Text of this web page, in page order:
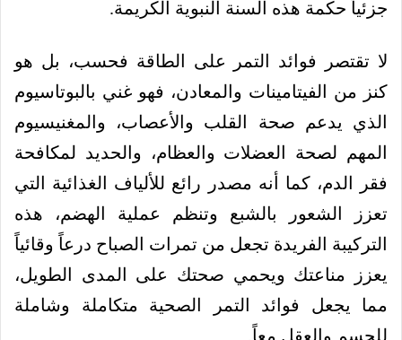
جزئياً حكمة هذه السنة النبوية الكريمة.
لا تقتصر فوائد التمر على الطاقة فحسب، بل هو
كنز من الفيتامينات والمعادن، فهو غني بالبوتاسيوم
الذي يدعم صحة القلب والأعصاب، والمغنيسيوم
المهم لصحة العضلات والعظام، والحديد لمكافحة
فقر الدم، كما أنه مصدر رائع للألياف الغذائية التي
تعزز الشعور بالشبع وتنظم عملية الهضم، هذه
التركيبة الفريدة تجعل من تمرات الصباح درعاً وقائياً
يعزز مناعتك ويحمي صحتك على المدى الطويل،
مما يجعل فوائد التمر الصحية متكاملة وشاملة
للجسم والعقل معاً.